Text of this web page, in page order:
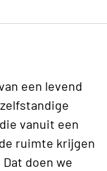
een levend
vanuit een
ruimte krijgen
doen we